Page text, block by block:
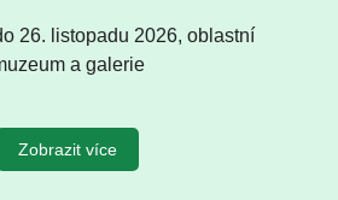
26. listopadu 2026, oblastní
a galerie
Zobrazit více